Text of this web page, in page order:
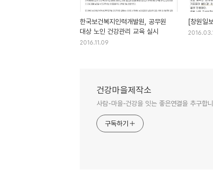
한국보건복지인력개발원, 공무원
대상 노인 건강관리 교육 실시
2016.11.09
[창원일
건강마을제작소
사람-마을-건강을 잇는 좋은연결을 추구합
구독하기